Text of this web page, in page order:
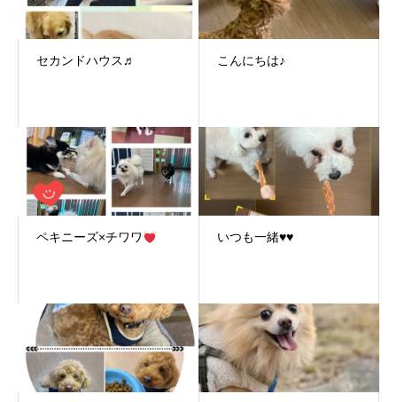
セカンドハウス♬ こんにちは♪
ペキニーズ×チワワ いつも一緒♥♥